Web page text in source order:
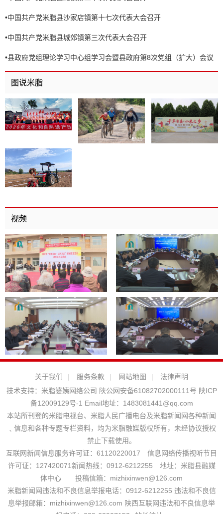
•中国共产党米脂县沙家店镇第十七次代表大会召开
•中国共产党米脂县城郊镇第三次代表大会召开
•县政府党组理论学习中心组学习会暨县政府第8次党组（扩大）会议
召开
图说米脂
视频
关于我们 | 服务条款 | 网站地图 |
法律声明
技术支持： 米脂婆姨网络公司 陕公网安备61082702000111号 陕ICP
备12009129号-1 Email地址： 1483081441@qq.com
本站所刊登的米脂电视台、米脂人民广播电台及米脂新闻网各种新闻
﹑信息和各种专题专栏资料，均为米脂融媒版权所有，未经协议授权
禁止下载使用。
互联网新闻信息服务许可证：61120220017 信息网络传播视听节目
许可证：127420071新闻热线：0912-6212255 地址：米脂县融媒
体中心 投稿信箱：mizhixinwen@126.com
米脂新闻网违法和不良信息举报电话：0912-6212255 违法和不良信
息举报邮箱：mizhixinwen@126.com 陕西互联网违法和不良信息举